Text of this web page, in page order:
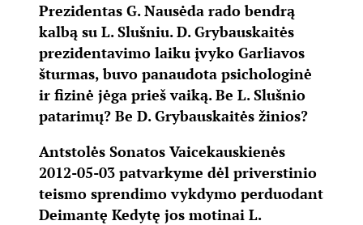
Prezidentas G. Nausėda rado bendrą
kalbą su L. Slušniu. D. Grybauskaitės
prezidentavimo laiku įvyko Garliavos
šturmas, buvo panaudota psichologinė
ir fizinė jėga prieš vaiką. Be L. Slušnio
patarimų? Be D. Grybauskaitės žinios?
Antstolės Sonatos Vaicekauskienės
2012-05-03 patvarkyme dėl priverstinio
teismo sprendimo vykdymo perduodant
Deimantę Kedytę jos motinai L.